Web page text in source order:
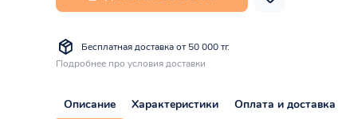
Бесплатная доставка от 50 000 тг.
Подробнее про условия доставки
Описание Характеристики Оплата и доставка